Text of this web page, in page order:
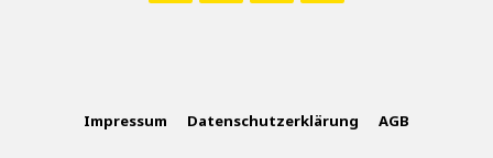
Impressum Datenschutzerklärung AGB